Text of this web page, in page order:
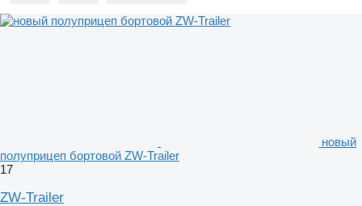
новый
полуприцеп бортовой ZW-Trailer
17
ZW-Trailer